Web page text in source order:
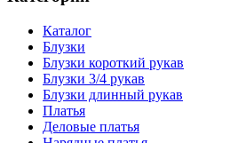
Каталог
Блузки
Блузки короткий рукав
Блузки 3/4 рукав
Блузки длинный рукав
Платья
Деловые платья